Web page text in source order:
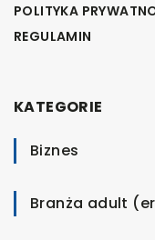
POLITYKA
REGULAMIN
KATEGORIE
Biznes
Branża adult